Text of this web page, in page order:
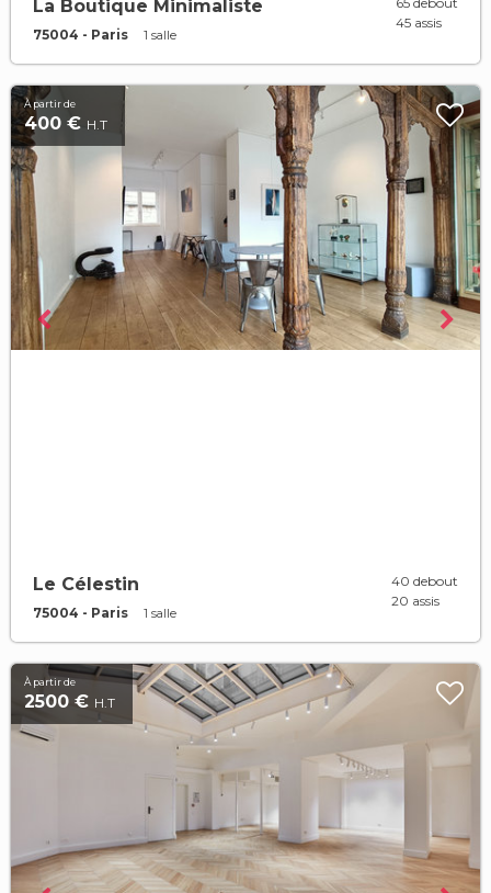
La Boutique Minimaliste
75004 - Paris 1 salle
45 assis
À partir de
400 € H.T
Le Célestin
75004 - Paris 1 salle
40 debout
20 assis
À partir de
2500 € H.T